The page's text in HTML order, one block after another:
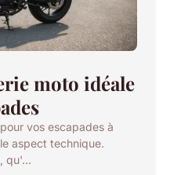
moto idéale
vos escapades à
aspect technique.
qu'...